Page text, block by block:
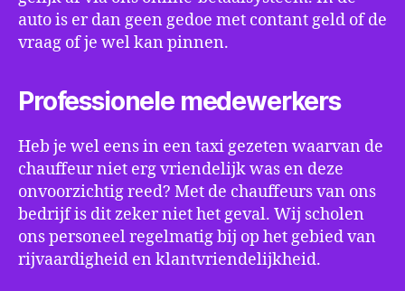
auto is er dan geen gedoe met contant geld of de
vraag of je wel kan pinnen.
Professionele medewerkers
Heb je wel eens in een taxi gezeten waarvan de
chauffeur niet erg vriendelijk was en deze
onvoorzichtig reed? Met de chauffeurs van ons
bedrijf is dit zeker niet het geval. Wij scholen
ons personeel regelmatig bij op het gebied van
rijvaardigheid en klantvriendelijkheid.